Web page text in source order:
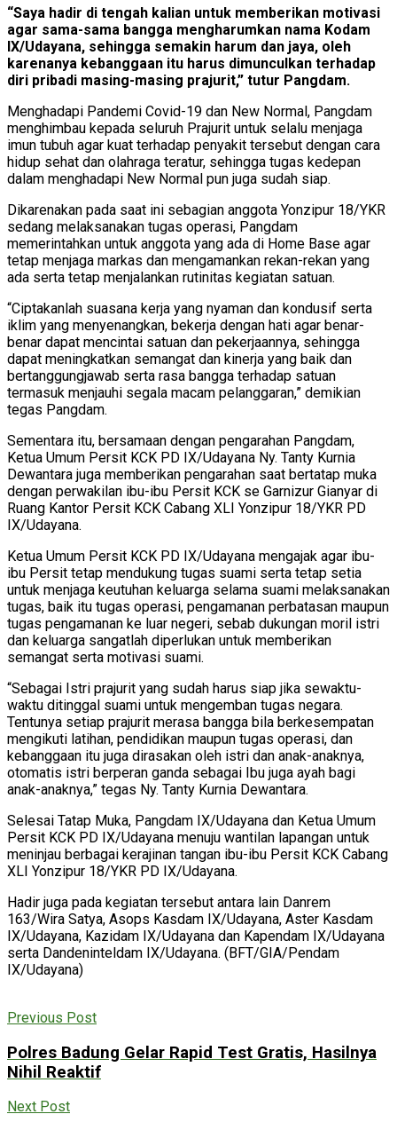
“Saya hadir di tengah kalian untuk memberikan motivasi
agar sama-sama bangga mengharumkan nama Kodam
IX/Udayana, sehingga semakin harum dan jaya, oleh
karenanya kebanggaan itu harus dimunculkan terhadap
diri pribadi masing-masing prajurit,” tutur Pangdam.
Menghadapi Pandemi Covid-19 dan New Normal, Pangdam
menghimbau kepada seluruh Prajurit untuk selalu menjaga
imun tubuh agar kuat terhadap penyakit tersebut dengan cara
hidup sehat dan olahraga teratur, sehingga tugas kedepan
dalam menghadapi New Normal pun juga sudah siap.
Dikarenakan pada saat ini sebagian anggota Yonzipur 18/YKR
sedang melaksanakan tugas operasi, Pangdam
memerintahkan untuk anggota yang ada di Home Base agar
tetap menjaga markas dan mengamankan rekan-rekan yang
ada serta tetap menjalankan rutinitas kegiatan satuan.
“Ciptakanlah suasana kerja yang nyaman dan kondusif serta
iklim yang menyenangkan, bekerja dengan hati agar benar-
benar dapat mencintai satuan dan pekerjaannya, sehingga
dapat meningkatkan semangat dan kinerja yang baik dan
bertanggungjawab serta rasa bangga terhadap satuan
termasuk menjauhi segala macam pelanggaran,” demikian
tegas Pangdam.
Sementara itu, bersamaan dengan pengarahan Pangdam,
Ketua Umum Persit KCK PD IX/Udayana Ny. Tanty Kurnia
Dewantara juga memberikan pengarahan saat bertatap muka
dengan perwakilan ibu-ibu Persit KCK se Garnizur Gianyar di
Ruang Kantor Persit KCK Cabang XLI Yonzipur 18/YKR PD
IX/Udayana.
Ketua Umum Persit KCK PD IX/Udayana mengajak agar ibu-
ibu Persit tetap mendukung tugas suami serta tetap setia
untuk menjaga keutuhan keluarga selama suami melaksanakan
tugas, baik itu tugas operasi, pengamanan perbatasan maupun
tugas pengamanan ke luar negeri, sebab dukungan moril istri
dan keluarga sangatlah diperlukan untuk memberikan
semangat serta motivasi suami.
“Sebagai Istri prajurit yang sudah harus siap jika sewaktu-
waktu ditinggal suami untuk mengemban tugas negara.
Tentunya setiap prajurit merasa bangga bila berkesempatan
mengikuti latihan, pendidikan maupun tugas operasi, dan
kebanggaan itu juga dirasakan oleh istri dan anak-anaknya,
otomatis istri berperan ganda sebagai Ibu juga ayah bagi
anak-anaknya,” tegas Ny. Tanty Kurnia Dewantara.
Selesai Tatap Muka, Pangdam IX/Udayana dan Ketua Umum
Persit KCK PD IX/Udayana menuju wantilan lapangan untuk
meninjau berbagai kerajinan tangan ibu-ibu Persit KCK Cabang
XLI Yonzipur 18/YKR PD IX/Udayana.
Hadir juga pada kegiatan tersebut antara lain Danrem
163/Wira Satya, Asops Kasdam IX/Udayana, Aster Kasdam
IX/Udayana, Kazidam IX/Udayana dan Kapendam IX/Udayana
serta Dandeninteldam IX/Udayana. (BFT/GIA/Pendam
IX/Udayana)
Previous Post
Polres Badung Gelar Rapid Test Gratis, Hasilnya
Nihil Reaktif
Next Post